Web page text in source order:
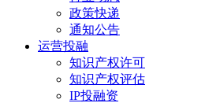
政策快递
通知公告
运营投融
知识产权许可
知识产权评估
IP投融资